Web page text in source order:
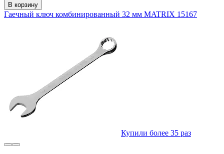
В корзину
Гаечный ключ комбинированный 32 мм MATRIX 15167
Купили более 35 раз